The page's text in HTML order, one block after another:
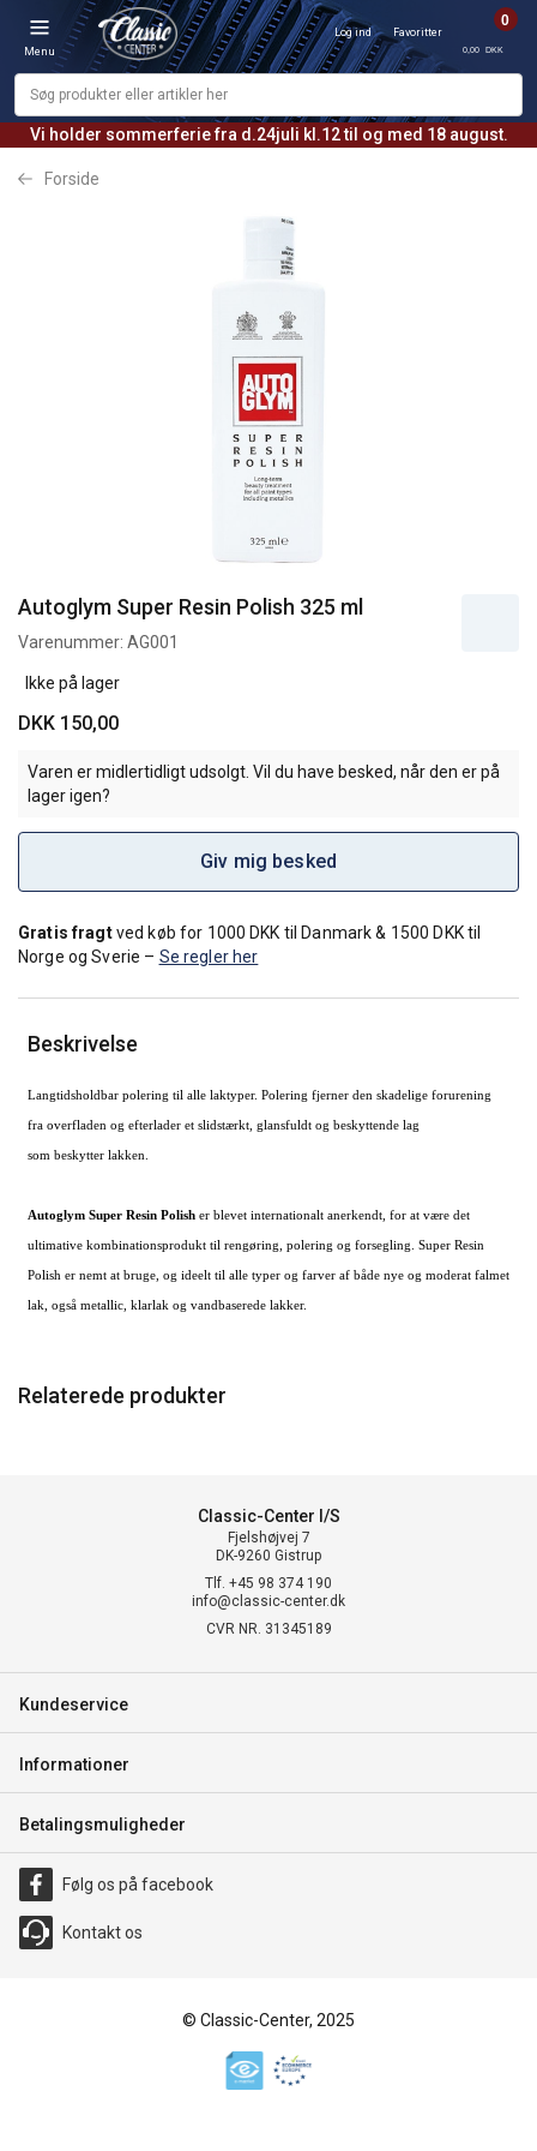
Vi holder sommerferie fra d.24juli kl.12 til og med 18 august.
Menu
Log ind Favoritter
0
0,00 DKK
Forside
Autoglym Super Resin Polish 325 ml
Varenummer: AG001
Ikke på lager
DKK 150,00
Varen er midlertidligt udsolgt. Vil du have besked, når den er på
lager igen?
Giv mig besked
Gratis fragtved køb for 1000 DKK til Danmark & 1500 DKK til
Norge og Sverie – Se regler her
Beskrivelse
Langtidsholdbar polering til alle laktyper. Polering fjerner den skadelige forurening
fra overfladen og efterlader et slidstærkt, glansfuldt og beskyttende lag
som beskytter lakken.
Autoglym Super Resin Polish er blevet internationalt anerkendt, for at være det
ultimative kombinationsprodukt til rengøring, polering og forsegling. Super Resin
Polish er nemt at bruge, og ideelt til alle typer og farver af både nye og moderat falmet
lak, også metallic, klarlak og vandbaserede lakker.
Relaterede produkter
Classic-Center I/S
Fjelshøjvej 7
DK-9260 Gistrup
Tlf. +45 98 374 190
info@classic-center.dk
CVR NR. 31345189
Kundeservice
Informationer
Betalingsmuligheder
Følg os på facebook
Kontakt os
© Classic-Center, 2025